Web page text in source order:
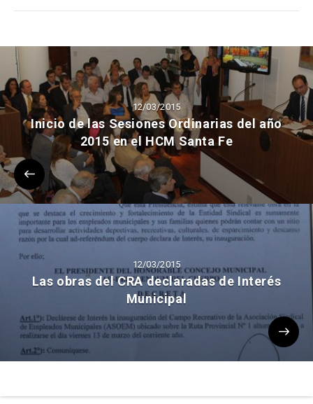
12/03/2015
Inicio de las Sesiones Ordinarias del año
2015 en el HCM Santa Fe
12/03/2015
Las obras del CRA declaradas de Interés
Municipal